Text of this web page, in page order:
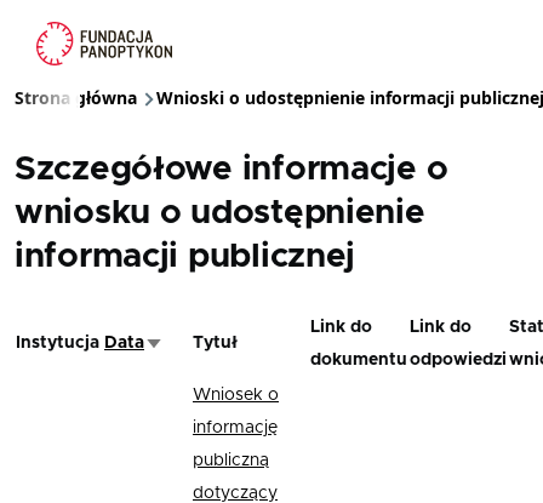
Ścieżka nawigacyjna
Strona główna Wnioski o udostępnienie informacji publicznej
Szczegółowe informacje o
wniosku o udostępnienie
informacji publicznej
Instytucja DataSortuj rosnąco
Tytuł
Link do
dokumentu
Link do
odpowiedzi
Wniosek o
informację
publiczną
dotyczący